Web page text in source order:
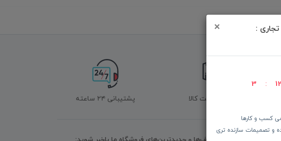
:
×
3 12
کسب و کارها
و تصمیمات سازنده تری
ضمانت بازگشت کالا پشتیبانی ۲۴ ساعته